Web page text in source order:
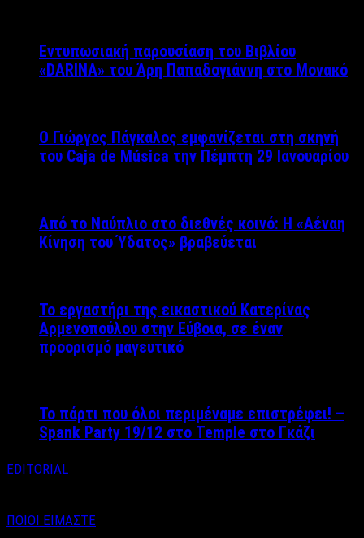
Εντυπωσιακή παρουσίαση του Βιβλίου
«DARINA» του Άρη Παπαδογιάννη στο Μονακό
Ο Γιώργος Πάγκαλος εμφανίζεται στη σκηνή
του Caja de Música την Πέμπτη 29 Ιανουαρίου
Από το Ναύπλιο στο διεθνές κοινό: Η «Αέναη
Κίνηση του Ύδατος» βραβεύεται
Το εργαστήρι της εικαστικού Κατερίνας
Αρμενοπούλου στην Εύβοια, σε έναν
προορισμό μαγευτικό
Το πάρτι που όλοι περιμέναμε επιστρέφει! –
Spank Party 19/12 στο Temple στο Γκάζι
EDITORIAL
ΠΟΙΟΙ ΕΙΜΑΣΤΕ